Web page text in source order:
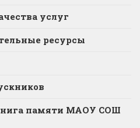
услуг
ресурсы
памяти МАОУ СОШ